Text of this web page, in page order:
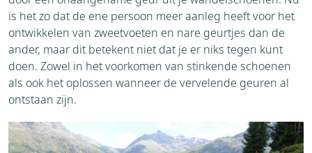
is het zo dat de ene persoon meer aanleg heeft voor het
ontwikkelen van zweetvoeten en nare geurtjes dan de
ander, maar dit betekent niet dat je er niks tegen kunt
doen. Zowel in het voorkomen van stinkende schoenen
als ook het oplossen wanneer de vervelende geuren al
ontstaan zijn.